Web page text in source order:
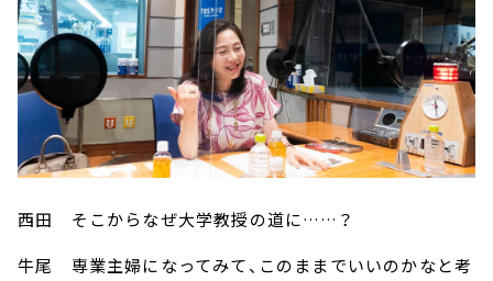
西田 そこからなぜ大学教授の道に……？
牛尾 専業主婦になってみて、このままでいいのかなと考